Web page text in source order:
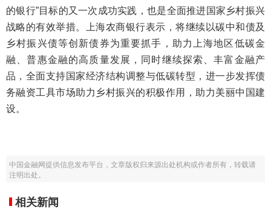
的银行”目标的又一次成功实践，也是全面推进国家乡村振兴
战略的有效举措。上海农商银行表示，将继续以碳中和债及
乡村振兴债等创新债券为重要抓手，助力上海地区低碳金
融、普惠金融的高质量发展，同时继续探索、丰富金融产
品，全面支持国家经济结构调整与低碳转型，进一步发挥债
务融资工具市场助力乡村振兴的积极作用，助力美丽中国建
设。
中国金融网提供信息发布平台，文章版权归来源出处机构或作者所有，转载请
注明出处。
相关新闻